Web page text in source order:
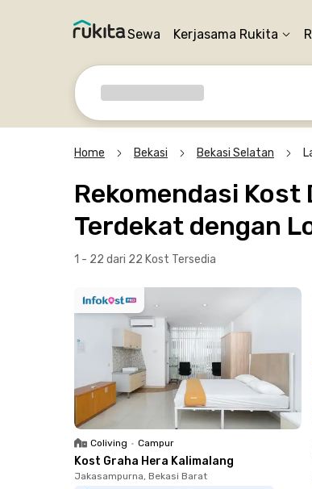
Sewa Kerjasama Rukita
Home Bekasi Bekasi Selatan
Rekomendasi Kost
Terdekat dengan
1 - 22 dari 22 Kost Tersedia
Coliving • Campur
Kost Graha Hera Kalimalang
Jakasampurna, Bekasi Barat